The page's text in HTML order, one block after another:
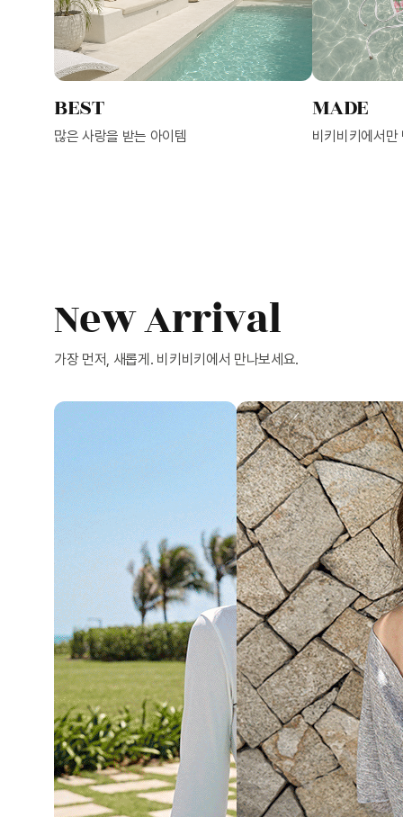
BEST
많은 사랑을 받는 아이템
MADE
비키비키에서
New Arrival
가장 먼저, 새롭게. 비키비키에서 만나보세요.